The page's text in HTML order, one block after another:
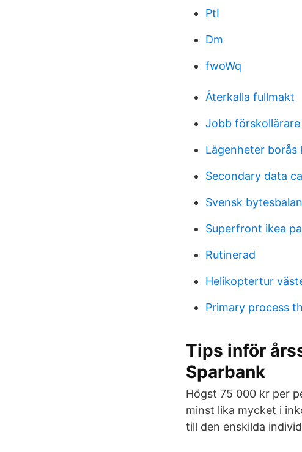
PtI
Dm
fwoWq
Återkalla fullmakt
Jobb
Lägenheter borås
Secondary data
Svensk
Superfront ikea
Rutinerad
Helikoptertur
Primary process
Tips inför
Sparbank
Högst 75 000 kr per
minst lika mycket i
till den enskilda